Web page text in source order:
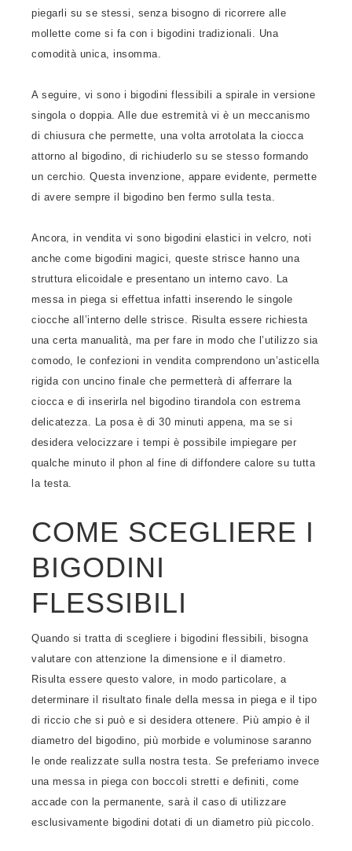
piegarli su se stessi, senza bisogno di ricorrere alle
mollette come si fa con i bigodini tradizionali. Una
comodità unica, insomma.
A seguire, vi sono i bigodini flessibili a spirale in versione
singola o doppia. Alle due estremità vi è un meccanismo
di chiusura che permette, una volta arrotolata la ciocca
attorno al bigodino, di richiuderlo su se stesso formando
un cerchio. Questa invenzione, appare evidente, permette
di avere sempre il bigodino ben fermo sulla testa.
Ancora, in vendita vi sono bigodini elastici in velcro, noti
anche come bigodini magici, queste strisce hanno una
struttura elicoidale e presentano un interno cavo. La
messa in piega si effettua infatti inserendo le singole
ciocche all’interno delle strisce. Risulta essere richiesta
una certa manualità, ma per fare in modo che l’utilizzo sia
comodo, le confezioni in vendita comprendono un’asticella
rigida con uncino finale che permetterà di afferrare la
ciocca e di inserirla nel bigodino tirandola con estrema
delicatezza. La posa è di 30 minuti appena, ma se si
desidera velocizzare i tempi è possibile impiegare per
qualche minuto il phon al fine di diffondere calore su tutta
la testa.
COME SCEGLIERE I
BIGODINI
FLESSIBILI
Quando si tratta di scegliere i bigodini flessibili, bisogna
valutare con attenzione la dimensione e il diametro.
Risulta essere questo valore, in modo particolare, a
determinare il risultato finale della messa in piega e il tipo
di riccio che si può e si desidera ottenere. Più ampio è il
diametro del bigodino, più morbide e voluminose saranno
le onde realizzate sulla nostra testa. Se preferiamo invece
una messa in piega con boccoli stretti e definiti, come
accade con la permanente, sarà il caso di utilizzare
esclusivamente bigodini dotati di un diametro più piccolo.